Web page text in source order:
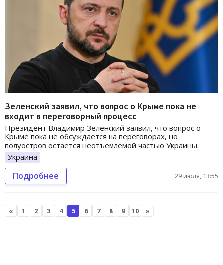
Зеленский заявил, что вопрос о Крыме пока не
входит в переговорный процесс
Президент Владимир Зеленский заявил, что вопрос о
Крыме пока не обсуждается на переговорах, но
полуостров остается неотъемлемой частью Украины.
Украина
Подробнее 29 июля, 13:55
« 1 2 3 4 5 6 7 8 9 10 »